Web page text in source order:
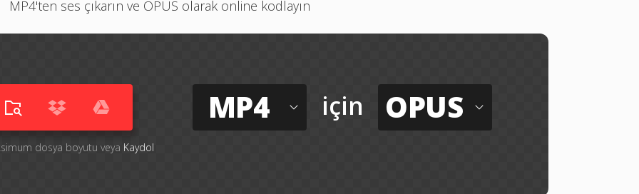
MP4'ten ses çıkarın ve OPUS olarak online kodlayın
dosya boyutu veya Kaydol
MP4 için OPUS